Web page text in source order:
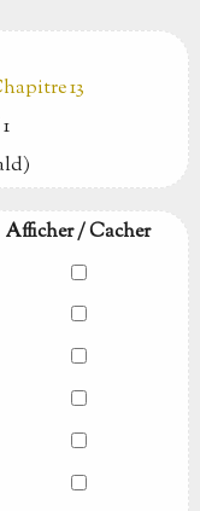
13
Afficher / Cacher